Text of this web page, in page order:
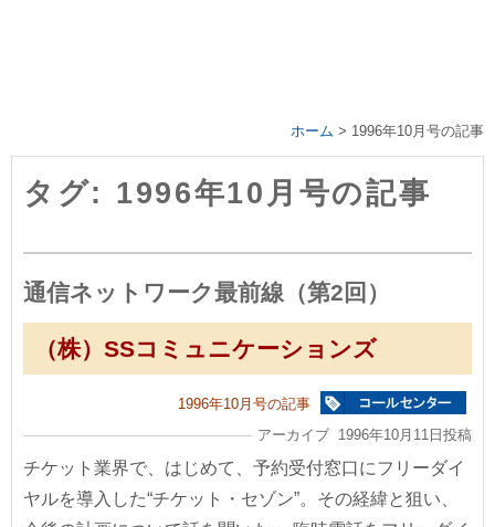
ホーム > 1996年10月号の記事
タグ: 1996年10月号の記事
通信ネットワーク最前線（第2回）
（株）SSコミュニケーションズ
1996年10月号の記事
アーカイブ 1996年10月11日投稿
チケット業界で、はじめて、予約受付窓口にフリーダイ
ヤルを導入した“チケット・セゾン”。その経緯と狙い、